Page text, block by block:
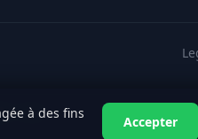
·EFSA
à des fins
Accepter